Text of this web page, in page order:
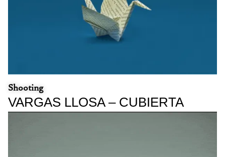
Shooting​
VARGAS LLOSA – CUBIERTA